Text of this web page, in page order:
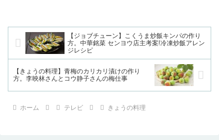
【ジョブチューン】こくうま炒飯キンパの作り
方。中華銘菜 センヨウ店主考案!冷凍炒飯アレン
ジレシピ
【きょうの料理】青梅のカリカリ漬けの作り
方。李映林さんとコウ静子さんの梅仕事
ホーム テレビ きょうの料理